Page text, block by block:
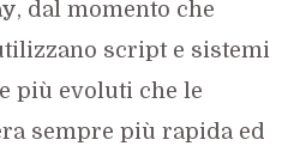
, dal momento che
script e sistemi
più evoluti che le
sempre più rapida ed